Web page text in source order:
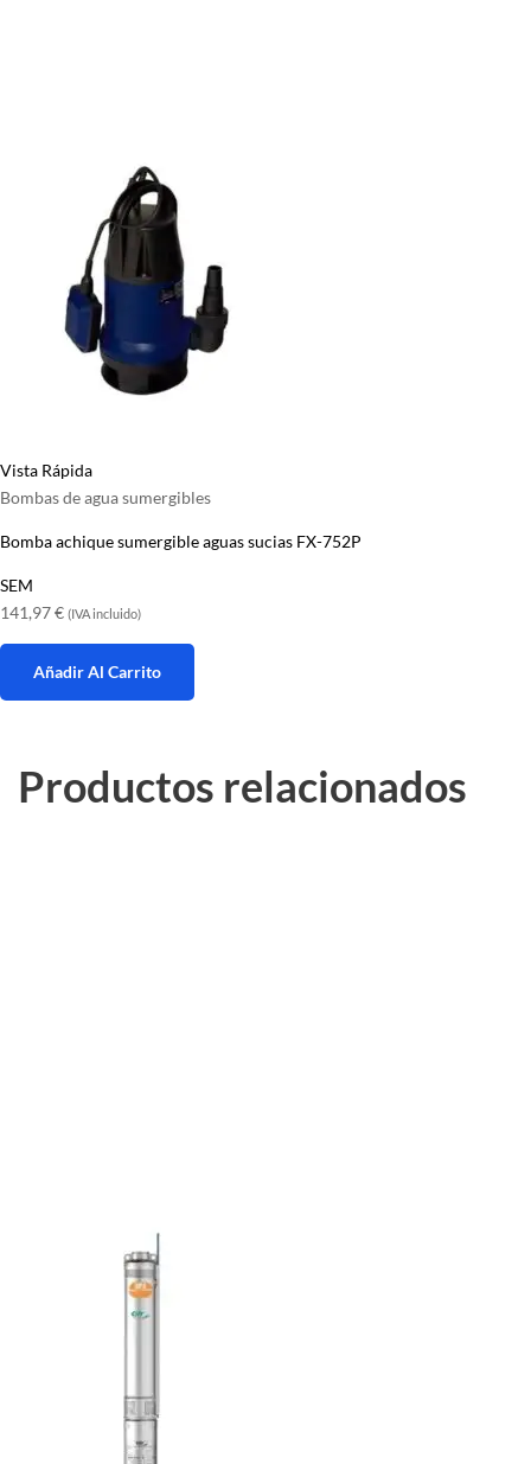
Vista Rápida
Bombas de agua sumergibles
Bomba achique sumergible aguas sucias FX-752P
SEM
141,97€ (IVA incluido)
Añadir Al Carrito
Productos relacionados